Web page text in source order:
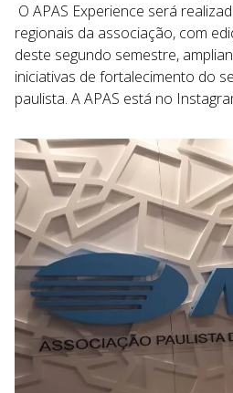
O APAS Experience será
regionais da associação, com
deste segundo semestre,
iniciativas de fortalecimento do
paulista. A APAS está no